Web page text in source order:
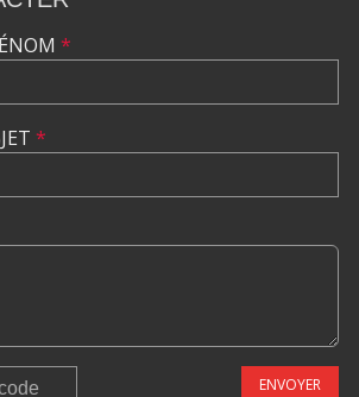
*
*
ENVOYER